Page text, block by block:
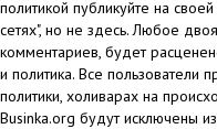
политикой публикуйте на
сетях", но не здесь. Любое
комментариев, будет
и политика. Все пользователи
политики, холиварах на
Businka.org будут исключены